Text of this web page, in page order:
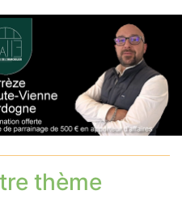
thème